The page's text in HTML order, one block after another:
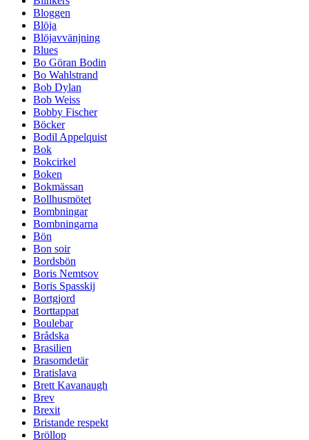
Bloggen
Blöja
Blöjavvänjning
Blues
Bo Göran Bodin
Bo Wahlstrand
Bob Dylan
Bob Weiss
Bobby Fischer
Böcker
Bodil Appelquist
Bok
Bokcirkel
Boken
Bokmässan
Bollhusmötet
Bombningar
Bombningarna
Bön
Bon soir
Bordsbön
Boris Nemtsov
Boris Spasskij
Bortgjord
Borttappat
Boulebar
Brådska
Brasilien
Brasomdetär
Bratislava
Brett Kavanaugh
Brev
Brexit
Bristande respekt
Bröllop